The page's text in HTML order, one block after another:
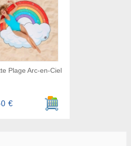
Plage Arc-en-Ciel
Ajouter au panier
€